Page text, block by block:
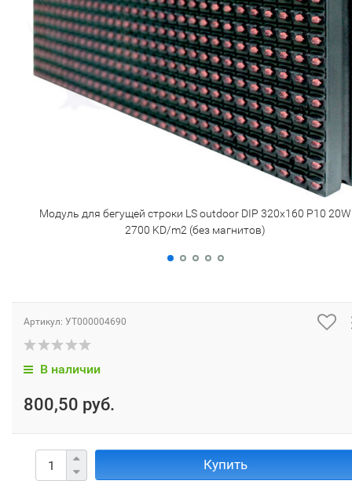
Модуль для бегущей строки LS outdoor DIP 320х160 P10 20W
2700 KD/m2 (без магнитов)
Артикул: УТ000004690
В наличии
800,50 руб.
Купить